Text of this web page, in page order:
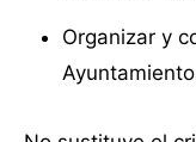
Organizar y